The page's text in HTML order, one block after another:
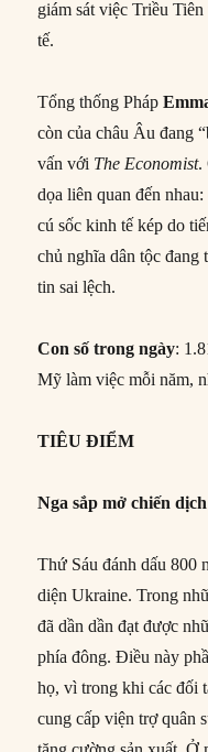
giám sát việc Triều
tế.
Tổng thống Pháp
còn của châu Âu đang
vấn với The Economist.
dọa liên quan đến
cú sốc kinh tế kép do
chủ nghĩa dân tộc
tin sai lệch.
Con số trong ngày:
Mỹ làm việc mỗi năm,
TIÊU ĐIỂM
Nga sắp mở chiến
Thứ Sáu đánh dấu 800
diện Ukraine. Trong
đã dần dần đạt được
phía đông. Điều này
họ, vì trong khi các đối
cung cấp viện trợ quân